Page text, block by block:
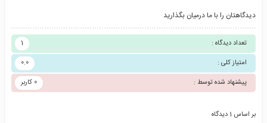
دیدگاهتان را با ما درمیان بگذارید
تعداد دیدگاه :
1
امتیاز کلی :
0.0
پیشنهاد شده توسط :
0 کاربر
بر اساس 1 دیدگاه